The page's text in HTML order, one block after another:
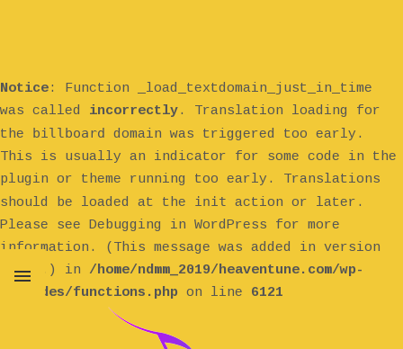
Notice: Function _load_textdomain_just_in_time
was called incorrectly. Translation loading for
the billboard domain was triggered too early.
This is usually an indicator for some code in the
plugin or theme running too early. Translations
should be loaded at the init action or later.
Please see Debugging in WordPress for more
information. (This message was added in version
6.7.0.) in /home/ndmm_2019/heaventune.com/wp-
includes/functions.php on line 6121